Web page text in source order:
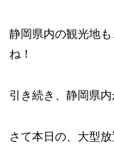
静岡県内の観光地
ね！
引き続き、静岡県
さて本日の、大型